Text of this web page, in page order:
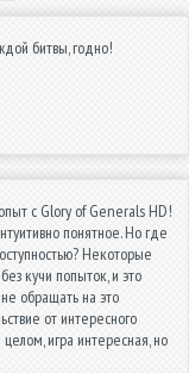
битвы, годно!
с Glory of Generals HD!
понятное. Но где
Некоторые
кучи попыток, и это
обращать на это
от интересного
игра интересная, но